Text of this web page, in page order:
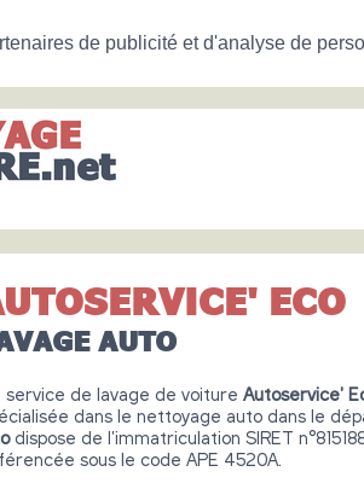
de publicité et d'analyse de
ECO
AUTO
service de lavage de voiture Autoservice'
dans le nettoyage auto dans le
dispose de l'immatriculation SIRET
sous le code APE 4520A.